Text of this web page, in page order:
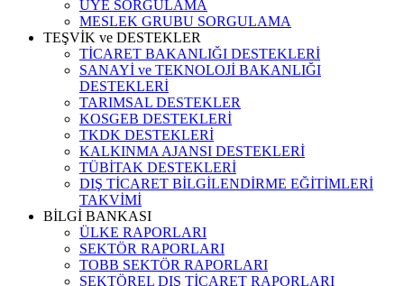
ÜYE SORGULAMA
MESLEK GRUBU SORGULAMA
TEŞVİK ve DESTEKLER
TİCARET BAKANLIĞI DESTEKLERİ
SANAYİ ve TEKNOLOJİ BAKANLIĞI
DESTEKLERİ
TARIMSAL DESTEKLER
KOSGEB DESTEKLERİ
TKDK DESTEKLERİ
KALKINMA AJANSI DESTEKLERİ
TÜBİTAK DESTEKLERİ
DIŞ TİCARET BİLGİLENDİRME EĞİTİMLERİ
TAKVİMİ
BİLGİ BANKASI
ÜLKE RAPORLARI
SEKTÖR RAPORLARI
TOBB SEKTÖR RAPORLARI
SEKTÖREL DIŞ TİCARET RAPORLARI